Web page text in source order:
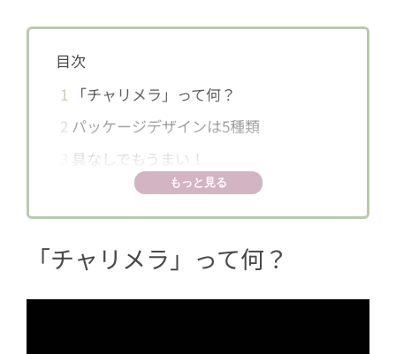
目次
1
「チャリメラ」って何？
2 パッケージデザインは5種類
具なしでもうまい！
もっと見る
「チャリメラ」って何？